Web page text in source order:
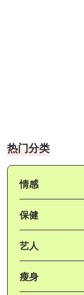
热门分类
情感
保健
艺人
瘦身